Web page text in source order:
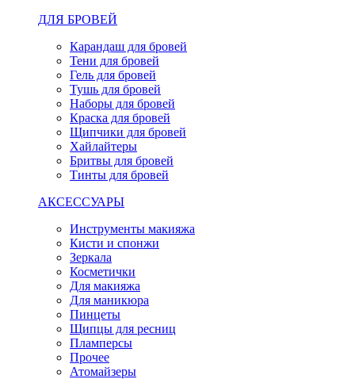
ДЛЯ БРОВЕЙ
Карандаш для бровей
Тени для бровей
Гель для бровей
Тушь для бровей
Наборы для бровей
Краска для бровей
Щипчики для бровей
Хайлайтеры
Бритвы для бровей
Тинты для бровей
АКСЕССУАРЫ
Инструменты макияжа
Кисти и спонжи
Зеркала
Косметички
Для макияжа
Для маникюра
Пинцеты
Щипцы для ресниц
Пламперсы
Прочее
Атомайзеры